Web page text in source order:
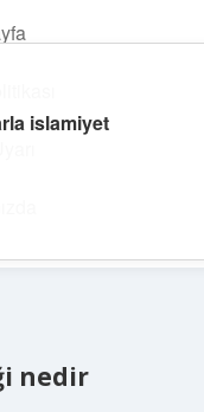
fikirler!
nedir
islamiyet